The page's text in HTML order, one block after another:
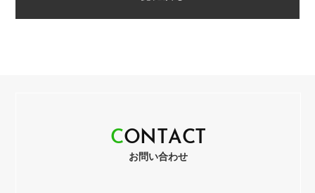
CON T AC T
お問い合わせ